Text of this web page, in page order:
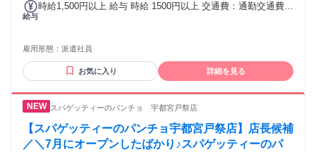
給与
時給1,500円以上 給与 時給 1500円以上 交通費：通勤交通費全
雇用形態： 派遣社員
お気に入り 詳細を見る
スパゲッティーのパンチョ 宇都宮戸祭店
【スパゲッティーのパンチョ宇都宮戸祭店】店長候補
／＼7月にオープンしたばかり♪スパゲッティーのパ